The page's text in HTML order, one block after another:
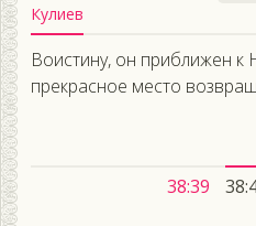
Кулиев
Воистину, он приближен к
прекрасное место
38:39